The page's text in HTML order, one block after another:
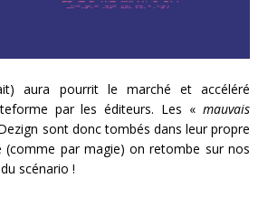
aura pourrit le marché et accéléré
par les éditeurs. Les « mauvais
sont donc tombés dans leur propre
par magie) on retombe sur nos
scénario !